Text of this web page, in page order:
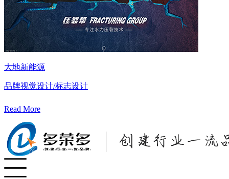
大地新能源
品牌视觉设计/标志设计
Read More